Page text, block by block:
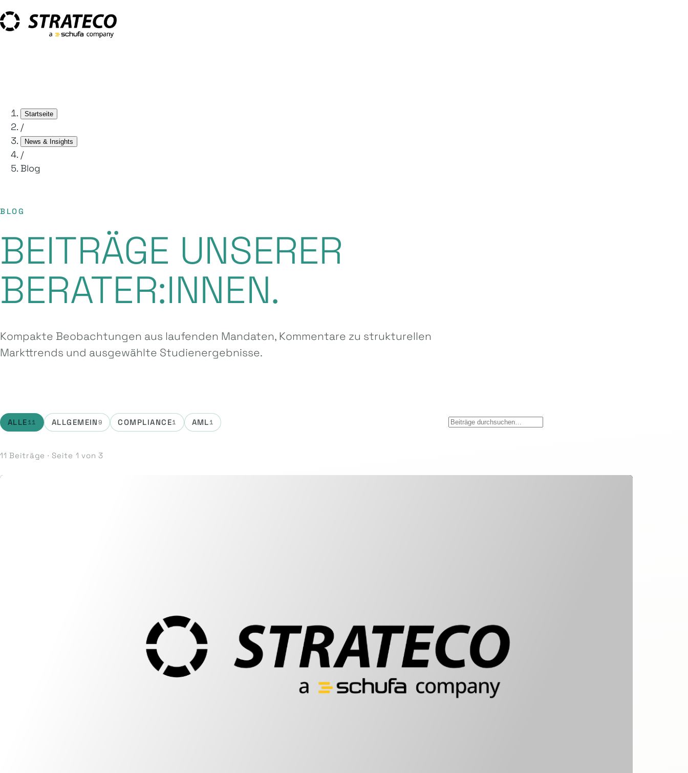
Startseite
/
News & Insights
/
Blog
BLOG
BEITRÄGE UNSERER
BERATER:INNEN.
Kompakte Beobachtungen aus laufenden Mandaten, Kommentare zu strukturellen
Markttrends und ausgewählte Studien­ergebnisse.
ALLE11 ALLGEMEIN9 COMPLIANCE1 AML1
11 Beiträge · Seite 1 von 3